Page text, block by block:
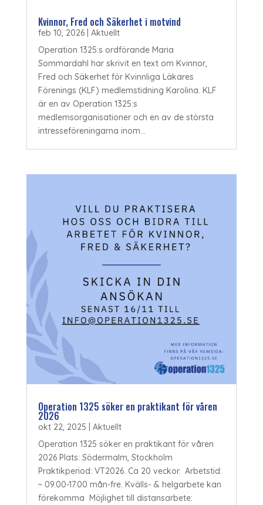
Kvinnor, Fred och Säkerhet i motvind
feb 10, 2026| Aktuellt
Operation 1325:s ordförande Maria
Sommardahl har skrivit en text om Kvinnor,
Fred och Säkerhet för Kvinnliga Läkares
Förenings (KLF) medlemstidning Karolina. KLF
är en av Operation 1325:s
medlemsorganisationer och en av de största
intresseföreningarna inom...
Operation 1325 söker en praktikant för våren
2026
okt 22, 2025
Aktuellt
Operation 1325 söker en praktikant för våren
2026 Plats: Södermalm, Stockholm
Praktikperiod: VT2026. Ca 20 veckor. Arbetstid:
~ 09.00-17.00 mån-fre. Kvälls- & helgarbete kan
förekomma Möjlighet till distansarbete: